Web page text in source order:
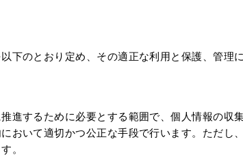
下のとおり定め、その適正な利用と保護、管理に
進するために必要とする範囲で、個人情報の収
おいて適切かつ公正な手段で行います。ただし
。